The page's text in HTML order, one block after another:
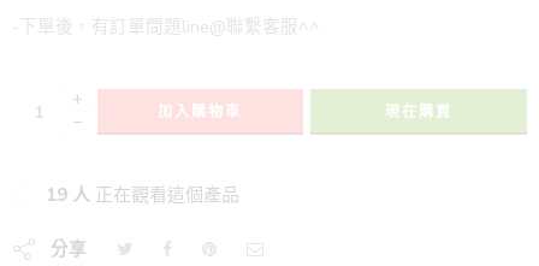
-下單後，有訂單問題line@聯繫客服^^
+
−
加入購物車 現在購買
19 人 正在觀看這個產品
分享